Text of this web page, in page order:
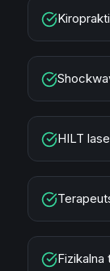
HILT
Fizikalna